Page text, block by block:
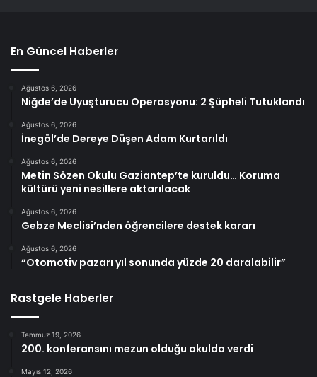
En Güncel Haberler
Ağustos 6, 2026
Niğde’de Uyuşturucu Operasyonu: 2 Şüpheli Tutuklandı
Ağustos 6, 2026
İnegöl’de Dereye Düşen Adam Kurtarıldı
Ağustos 6, 2026
Metin Sözen Okulu Gaziantep’te kuruldu… Koruma
kültürü yeni nesillere aktarılacak
Ağustos 6, 2026
Gebze Meclisi’nden öğrencilere destek kararı
Ağustos 6, 2026
“Otomotiv pazarı yıl sonunda yüzde 20 daralabilir”
Rastgele Haberler
Temmuz 19, 2026
200. konferansını mezun olduğu okulda verdi
Mayıs 12, 2026